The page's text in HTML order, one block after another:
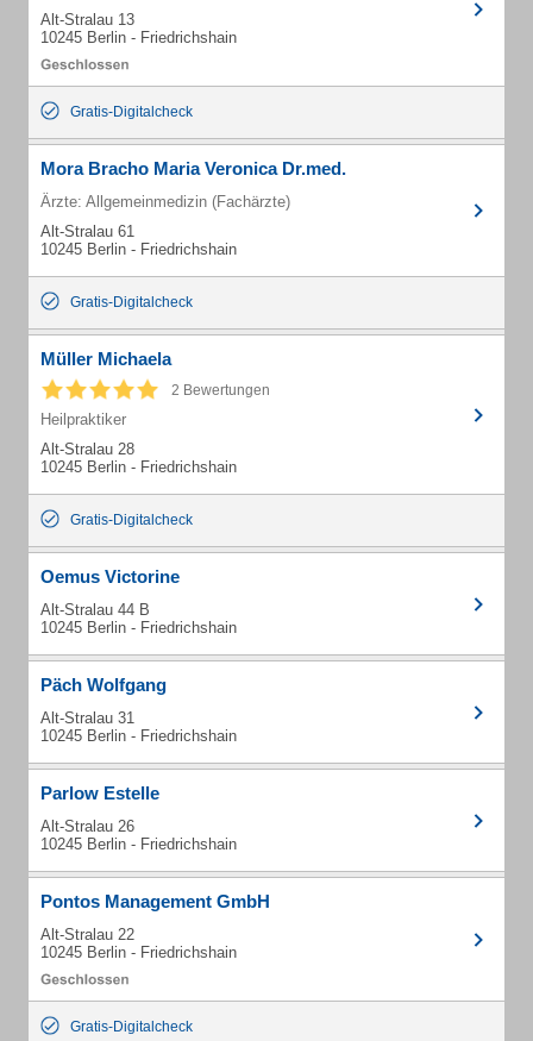
Alt-Stralau 13
10245 Berlin - Friedrichshain
Gratis-Digitalcheck
Mora Bracho Maria Veronica Dr.med.
Ärzte: Allgemeinmedizin (Fachärzte)
Alt-Stralau 61
10245 Berlin - Friedrichshain
Gratis-Digitalcheck
Müller Michaela
2 Bewertungen
Heilpraktiker
Alt-Stralau 28
10245 Berlin - Friedrichshain
Gratis-Digitalcheck
Oemus Victorine
Alt-Stralau 44 B
10245 Berlin - Friedrichshain
Päch Wolfgang
Alt-Stralau 31
10245 Berlin - Friedrichshain
Parlow Estelle
Alt-Stralau 26
10245 Berlin - Friedrichshain
Pontos Management GmbH
Alt-Stralau 22
10245 Berlin - Friedrichshain
Gratis-Digitalcheck